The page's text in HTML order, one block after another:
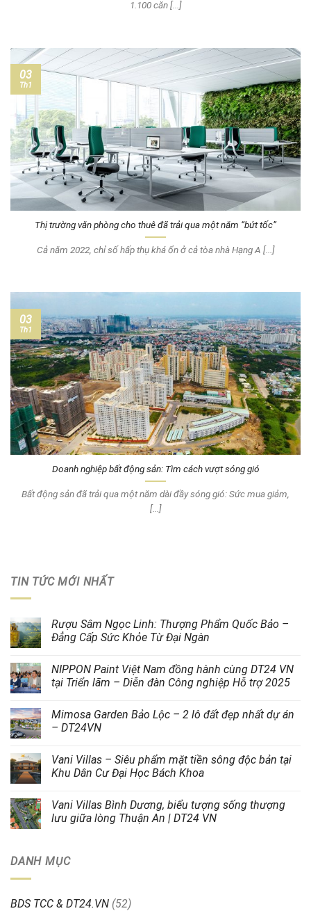
1.100 căn [...]
Thị trường văn phòng cho thuê đã trải qua một năm “bứt tốc”
Cả năm 2022, chỉ số hấp thụ khá ổn ở cả tòa nhà Hạng A [...]
03
Th1
Doanh nghiệp bất động sản: Tìm cách vượt sóng gió
Bất động sản đã trải qua một năm dài đầy sóng gió: Sức mua giảm,
[...]
03
Th1
TIN TỨC MỚI NHẤT
Rượu Sâm Ngọc Linh: Thượng Phẩm Quốc Bảo –
Đẳng Cấp Sức Khỏe Từ Đại Ngàn
NIPPON Paint Việt Nam đồng hành cùng DT24 VN
tại Triển lãm – Diễn đàn Công nghiệp Hỗ trợ 2025
Mimosa Garden Bảo Lộc – 2 lô đất đẹp nhất dự án
– DT24VN
Vani Villas – Siêu phẩm mặt tiền sông độc bản tại
Khu Dân Cư Đại Học Bách Khoa
Vani Villas Bình Dương, biểu tượng sống thượng
lưu giữa lòng Thuận An | DT24 VN
DANH MỤC
BDS TCC & DT24.VN (52)